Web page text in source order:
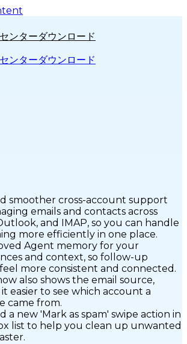
ンターダウンロード
ンターダウンロード
smoother cross-account support
emails and contacts across
and IMAP, so you can handle
more efficiently in one place.
Agent memory for your
and context, so follow-up
more consistent and connected.
also shows the email source,
easier to see which account a
came from.
a new 'Mark as spam' swipe action in
list to help you clean up unwanted